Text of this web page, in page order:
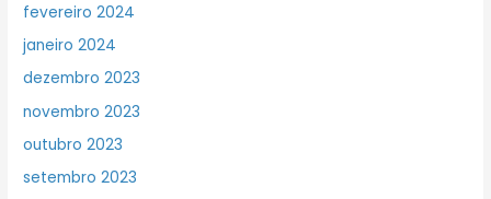
fevereiro 2024
janeiro 2024
dezembro 2023
novembro 2023
outubro 2023
setembro 2023